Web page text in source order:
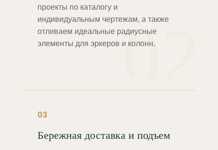
02
проекты по каталогу и
индивидуальным чертежам, а также
отливаем идеальные радиусные
элементы для эркеров и колонн.
03
Бережная доставка и подъем